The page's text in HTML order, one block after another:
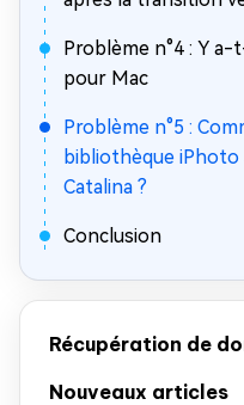
Problème n°4 : Y
pour Mac
Problème n°5 :
bibliothèque iPhoto
Catalina ?
Conclusion
Récupération de
Nouveaux articles